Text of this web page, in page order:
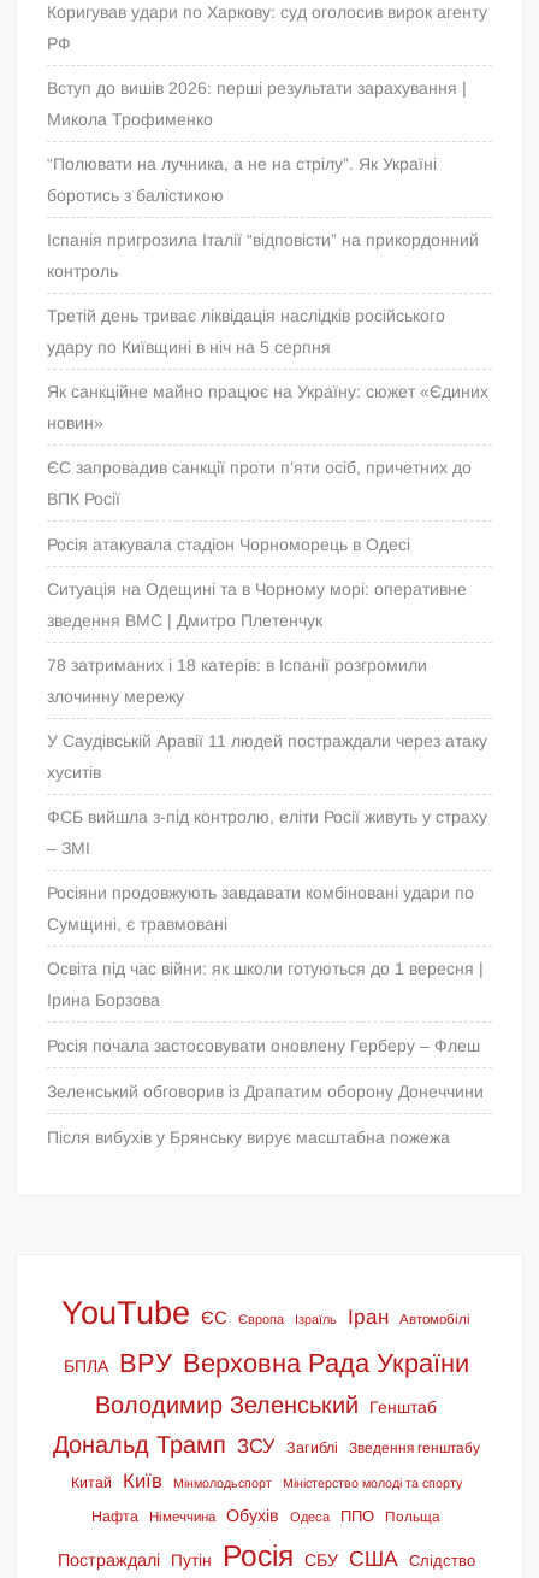
Коригував удари по Харкову: суд оголосив вирок агенту
РФ
Вступ до вишів 2026: перші результати зарахування |
Микола Трофименко
“Полювати на лучника, а не на стрілу”. Як Україні
боротись з балістикою
Іспанія пригрозила Італії “відповісти” на прикордонний
контроль
Третій день триває ліквідація наслідків російського
удару по Київщині в ніч на 5 серпня
Як санкційне майно працює на Україну: сюжет «Єдиних
новин»
ЄС запровадив санкції проти п’яти осіб, причетних до
ВПК Росії
Росія атакувала стадіон Чорноморець в Одесі
Ситуація на Одещині та в Чорному морі: оперативне
зведення ВМС | Дмитро Плетенчук
78 затриманих і 18 катерів: в Іспанії розгромили
злочинну мережу
У Саудівській Аравії 11 людей постраждали через атаку
хуситів
ФСБ вийшла з-під контролю, еліти Росії живуть у страху
– ЗМІ
Росіяни продовжують завдавати комбіновані удари по
Сумщині, є травмовані
Освіта під час війни: як школи готуються до 1 вересня |
Ірина Борзова
Росія почала застосовувати оновлену Герберу – Флеш
Зеленський обговорив із Драпатим оборону Донеччини
Після вибухів у Брянську вирує масштабна пожежа
YouTube ЄС Європа Ізраїль Іран Автомобілі
БПЛА ВРУ Верховна Рада України
Володимир Зеленський Генштаб
Дональд Трамп ЗСУ Загиблі Зведення генштабу
Китай Київ Мінмолодьспорт Міністерство молоді та спорту
Нафта Німеччина Обухів Одеса ППО Польща
Постраждалі Путін Росія СБУ США Слідство